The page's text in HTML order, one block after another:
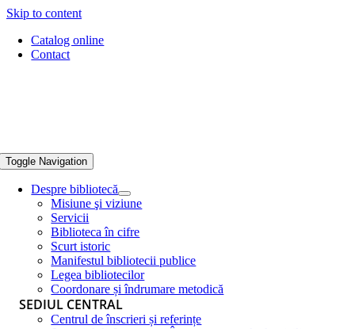
Skip to content
Catalog online
Contact
Toggle Navigation
Despre bibliotecă
Misiune şi viziune
Servicii
Biblioteca în cifre
Scurt istoric
Manifestul bibliotecii publice
Legea bibliotecilor
Coordonare și îndrumare metodică
SEDIUL CENTRAL
Centrul de înscrieri și referințe